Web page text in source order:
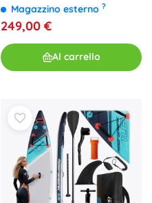
Magazzino esterno ?
249,00 €
Al carrello